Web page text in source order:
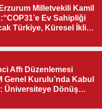
Milletvekili Kamil
Ev Sahipliği
Türkiye, Küresel İklim
Affı Düzenlemesi
Genel Kurulu’nda Kabul
Üniversiteye Dönüş